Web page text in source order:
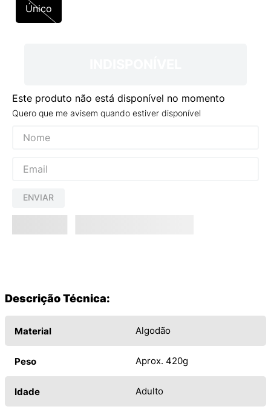
Único
Este produto não está disponível no momento
Quero que me avisem quando estiver disponível
ENVIAR
Descrição Técnica:
Material Algodão
Peso Aprox. 420g
Idade Adulto
º
NEW 530
10º VANS TÊNIS VANS ULTRARANGE